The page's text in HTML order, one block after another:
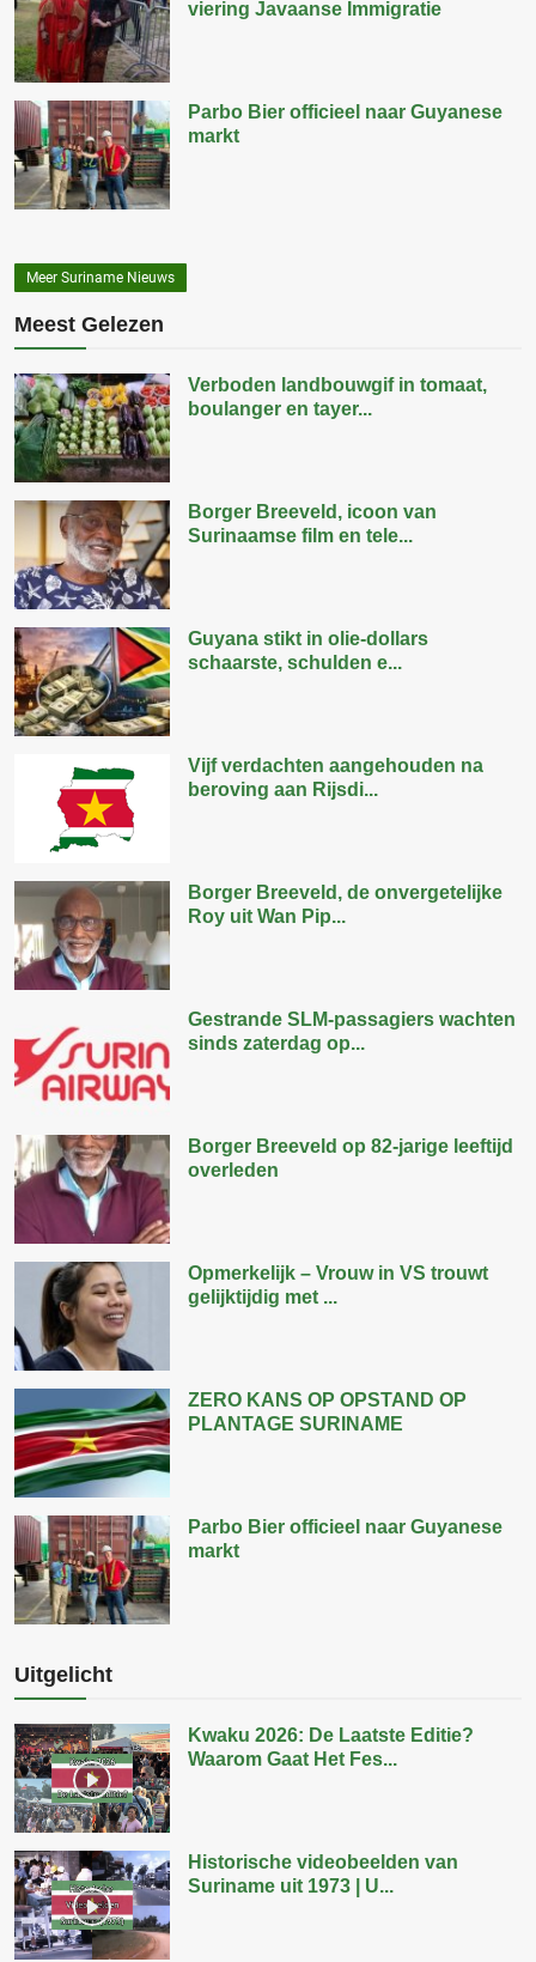
viering Javaanse Immigratie
Parbo Bier officieel naar Guyanese
markt
Meer Suriname Nieuws
Meest Gelezen
Verboden landbouwgif in tomaat,
boulanger en tayer...
Borger Breeveld, icoon van
Surinaamse film en tele...
Guyana stikt in olie-dollars
schaarste, schulden e...
Vijf verdachten aangehouden na
beroving aan Rijsdi...
Borger Breeveld, de onvergetelijke
Roy uit Wan Pip...
Gestrande SLM-passagiers wachten
sinds zaterdag op...
Borger Breeveld op 82-jarige leeftijd
overleden
Opmerkelijk – Vrouw in VS trouwt
gelijktijdig met ...
ZERO KANS OP OPSTAND OP
PLANTAGE SURINAME
Parbo Bier officieel naar Guyanese
markt
Uitgelicht
Kwaku 2026: De Laatste Editie?
Waarom Gaat Het Fes...
Historische videobeelden van
Suriname uit 1973 | U...